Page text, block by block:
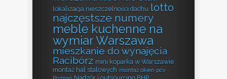
lokalizacja nieszczelności dachu lotto
najczęstsze numery
meble kuchenne na
wymiar Warszawa
mieszkanie do wynajęcia
Racibórz mini koparka w Warszawie
montaż hal stalowych montaż okien pcv